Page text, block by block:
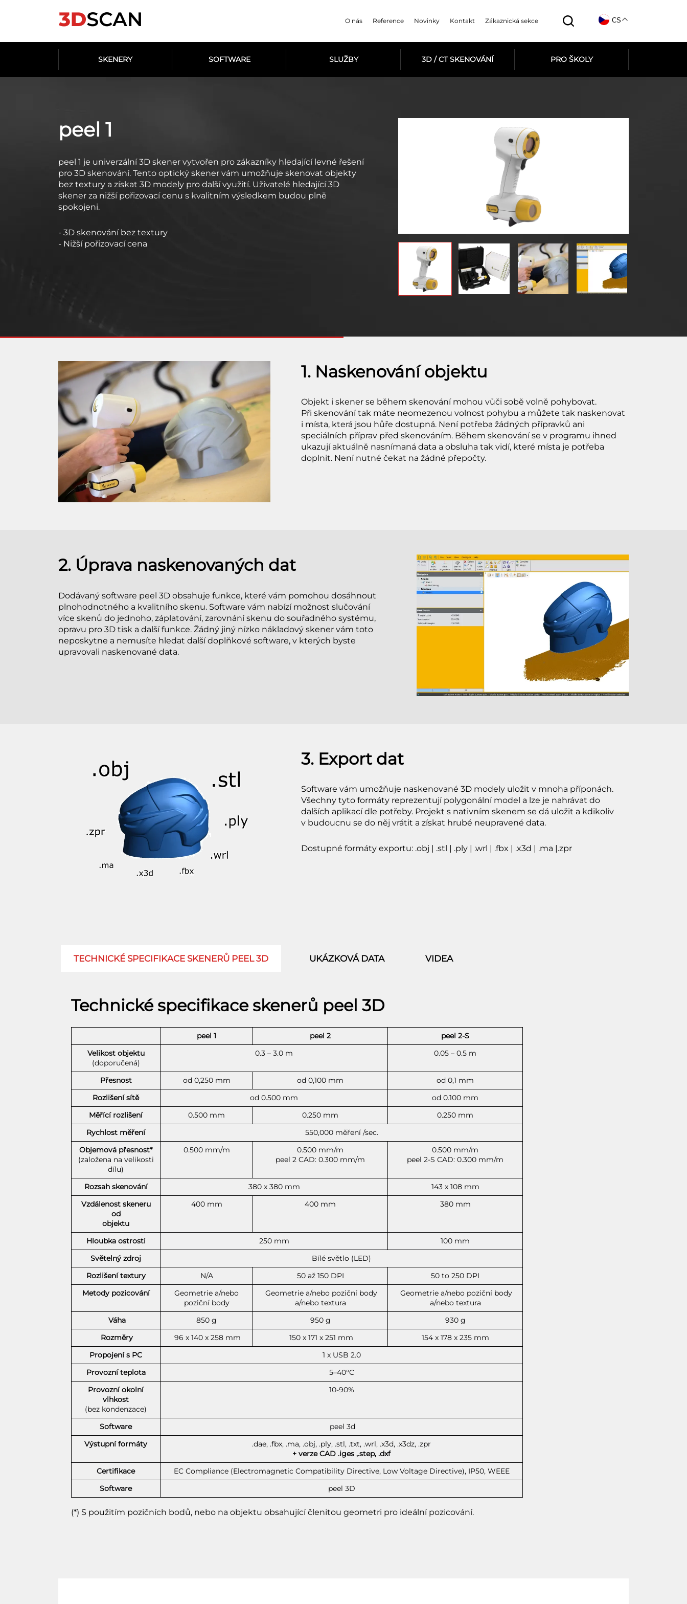
O nás Reference Novinky Kontakt Zákaznická sekce CS
SKENERY SOFTWARE SLUŽBY 3D / CT SKENOVÁNÍ PRO ŠKOLY
peel 1
peel 1 je univerzální 3D skener vytvořen pro zákazníky hledající levné řešení
pro 3D skenování. Tento optický skener vám umožňuje skenovat objekty
bez textury a získat 3D modely pro další využití. Uživatelé hledající 3D
skener za nižší pořizovací cenu s kvalitním výsledkem budou plně
spokojeni.
- 3D skenování bez textury
- Nižší pořizovací cena
1. Naskenování objektu
Objekt i skener se během skenování mohou vůči sobě volně pohybovat.
Při skenování tak máte neomezenou volnost pohybu a můžete tak naskenovat
i místa, která jsou hůře dostupná. Není potřeba žádných přípravků ani
speciálních příprav před skenováním. Během skenování se v programu ihned
ukazují aktuálně nasnímaná data a obsluha tak vidí, které místa je potřeba
doplnit. Není nutné čekat na žádné přepočty.
2. Úprava naskenovaných dat
Dodávaný software peel 3D obsahuje funkce, které vám pomohou dosáhnout
plnohodnotného a kvalitního skenu. Software vám nabízí možnost slučování
více skenů do jednoho, záplatování, zarovnání skenu do souřadného systému,
opravu pro 3D tisk a další funkce. Žádný jiný nízko nákladový skener vám toto
neposkytne a nemusíte hledat další doplňkové software, v kterých byste
upravovali naskenované data.
3. Export dat
Software vám umožňuje naskenované 3D modely uložit v mnoha příponách.
Všechny tyto formáty reprezentují polygonální model a lze je nahrávat do
dalších aplikací dle potřeby. Projekt s nativním skenem se dá uložit a kdikoliv
v budoucnu se do něj vrátit a získat hrubé neupravené data.
Dostupné formáty exportu: .obj | .stl | .ply | .wrl | .fbx | .x3d | .ma |.zpr
TECHNICKÉ SPECIFIKACE SKENERŮ PEEL 3D UKÁZKOVÁ DATA VIDEA
Technické specifikace skenerů peel 3D
peel 1 peel 2
peel 2-S
Velikost objektu
(doporučená)
0.3 – 3.0 m 0.05 – 0.5 m
Přesnost od 0,250 mm od 0,100 mm
od 0,1 mm
Rozlišení sítě
od 0.500 mm
od 0.100 mm
Měřící rozlišení
0.500 mm 0.250 mm
0.250 mm
Rychlost měření
550,000 měření /sec.
Objemová přesnost*
(založena na velikosti
dílu)
0.500 mm/m
0.500 mm/m
peel 2 CAD: 0.300 mm/m
0.500 mm/m
peel 2-S CAD: 0.300 mm/m
Rozsah skenování 380 x 380 mm
143 x 108 mm
Vzdálenost skeneru
od
objektu
400 mm 400 mm 380 mm
Hloubka ostrosti 250 mm
100 mm
Světelný zdroj
Bílé světlo (LED)
Rozlišení textury
N/A 50 až 150 DPI
50 to 250 DPI
Metody pozicování
Geometrie a/nebo
poziční body
Geometrie a/nebo poziční body
a/nebo textura
Geometrie a/nebo poziční body
a/nebo textura
Váha
850 g 950 g
930 g
Rozměry
96 x 140 x 258 mm 150 x 171 x 251 mm
154 x 178 x 235 mm
Propojení s PC
1 x USB 2.0
Provozní teplota
5–40°C
Provozní okolní
vlhkost
(bez kondenzace)
10-90%
Software
peel 3d
Výstupní formáty
.dae, .fbx, .ma, .obj, .ply, .stl, .txt, .wrl, .x3d, .x3dz, .zpr
+ verze CAD .iges ,.step, .dxf
Certifikace
EC Compliance (Electromagnetic Compatibility Directive, Low Voltage Directive), IP50, WEEE
Software
peel 3D
(*) S použitím pozičních bodů, nebo na objektu obsahující členitou geometri pro ideální pozicování.